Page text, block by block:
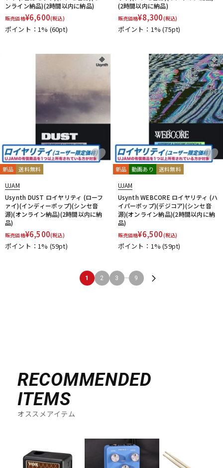
ンライン納品)(2時間以内に納品)
販売価格¥6,600(税込)
ポイント：1% (60pt)
(2時間以内に納品)
販売価格¥8,300(税込)
ポイント：1%(75pt)
新品 送料無料
UJAM
Usynth DUST ロイヤリティ (ローフ
ァイ)(インディーポップ)(シンセ音
源)(オンライン納品)(2時間以内に納
品)
販売価格¥6,500(税込)
ポイント：1% (59pt)
新品 動画あり 送料無料
UJAM
Usynth WEBCORE ロイヤリティ (ハ
イパーポップ)(デジコア)(シンセ音
源)(オンライン納品)(2時間以内に納
品)
販売価格¥6,500(税込)
ポイント：1%(59pt)
1 2 3 ... 9
RECOMMENDED
ITEMS
オススメアイテム